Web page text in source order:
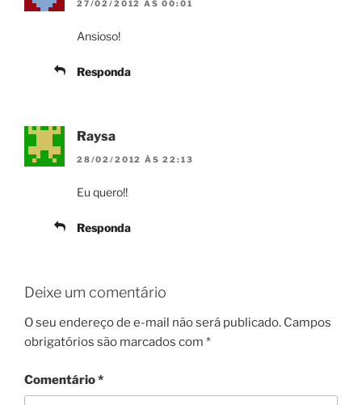
27/02/2012 ÀS 00:01
Ansioso!
Responda
Raysa
28/02/2012 ÀS 22:13
Eu quero!!
Responda
Deixe um comentário
O seu endereço de e-mail não será publicado. Campos
obrigatórios são marcados com *
Comentário*